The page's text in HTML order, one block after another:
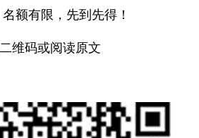
额有限，先到先得！
维码或阅读原文